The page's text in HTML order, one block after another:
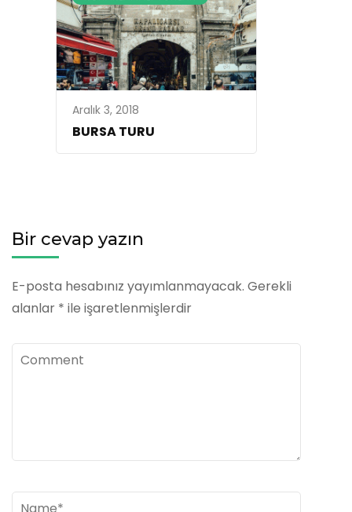
Aralık 3, 2018
BURSA TURU
Bir cevap yazın
E-posta hesabınız yayımlanmayacak. Gerekli
alanlar * ile işaretlenmişlerdir